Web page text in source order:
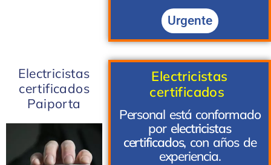
Urgente
Electricistas
certificados
Paiporta
Electricistas
certificados
Personal está conformado
por electricistas
certificados, con años de
experiencia.